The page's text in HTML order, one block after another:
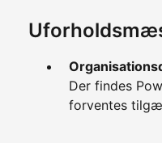
Der findes
forventes